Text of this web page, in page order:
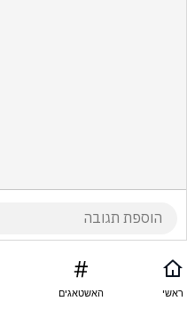
ראשי האשטאגים